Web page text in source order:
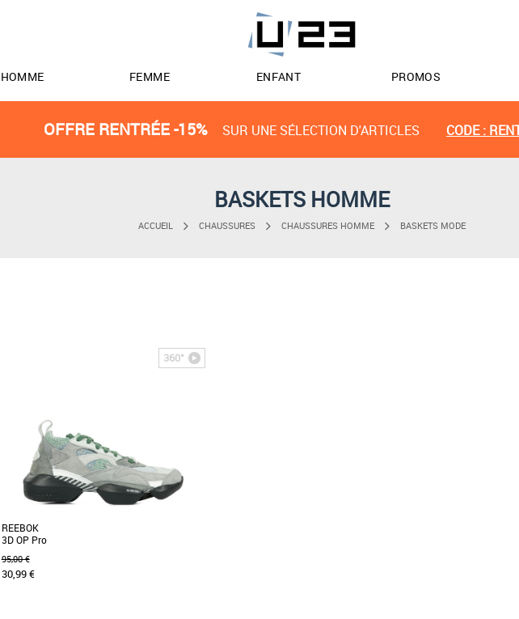
HOMME FEMME ENFANT PROMOS
OFFRE RENTRÉE -15% SUR UNE SÉLECTION D'ARTICLES CODE :
BASKETS HOMME
ACCUEIL CHAUSSURES CHAUSSURES HOMME BASKETS MODE
360°
REEBOK
3D OP Pro
95,00 €
30,99 €